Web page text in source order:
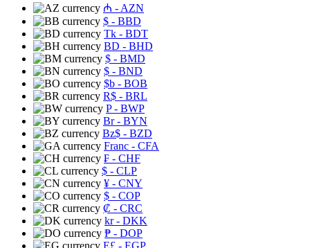
₼ - AZN
$ - BBD
Tk - BDT
BD - BHD
$ - BMD
$ - BND
$b - BOB
R$ - BRL
P- BWP
Br- BYN
Bz$ - BZD
Franc - CFA
₣ - CHF
$ - CLP
¥ - CNY
$ - COP
₡ - CRC
kr- DKK
₱ - DOP
E£ - EGP